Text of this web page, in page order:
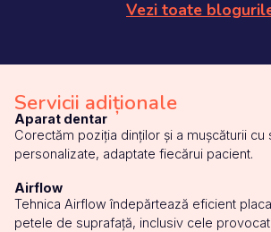
Vezi toate
Servicii adiționale
Aparat dentar
Corectăm poziția dinților și a mușcăturii cu
personalizate, adaptate fiecărui pacient.
Airflow
Tehnica Airflow îndepărtează eficient
petele de suprafață, inclusiv cele